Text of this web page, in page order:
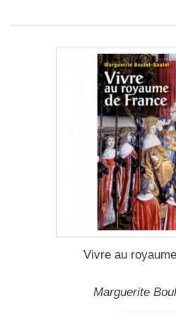
Vivre au
Marguerite